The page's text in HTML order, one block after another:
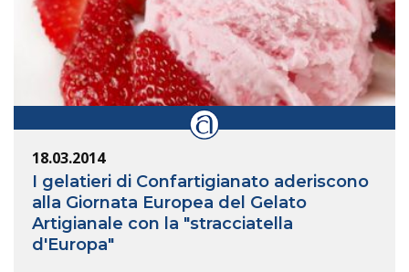
18.03.2014
I gelatieri di Confartigianato aderiscono
alla Giornata Europea del Gelato
Artigianale con la "stracciatella
d'Europa"